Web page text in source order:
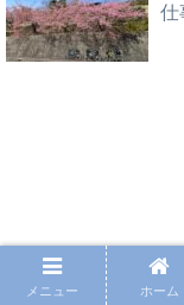
仕
メニュー ホーム